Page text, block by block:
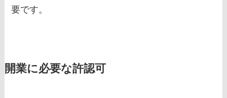
要です。
開業に必要な許認可